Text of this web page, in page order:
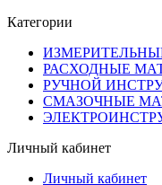
Категории
РАСХОДНЫЕ
РУЧНОЙ
СМАЗОЧНЫЕ
Личный кабинет
Личный кабинет